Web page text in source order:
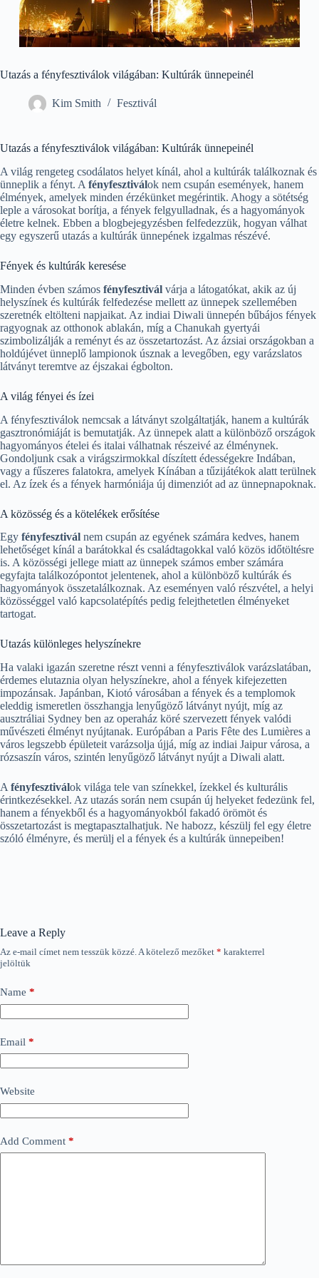
Utazás a fényfesztiválok világában: Kultúrák ünnepeinél
Kim Smith Fesztivál
Utazás a fényfesztiválok világában: Kultúrák ünnepeinél
A világ rengeteg csodálatos helyet kínál, ahol a kultúrák találkoznak és
ünneplik a fényt. A fényfesztiválok nem csupán események, hanem
élmények, amelyek minden érzékünket megérintik. Ahogy a sötétség
leple a városokat borítja, a fények felgyulladnak, és a hagyományok
életre kelnek. Ebben a blogbejegyzésben felfedezzük, hogyan válhat
egy egyszerű utazás a kultúrák ünnepének izgalmas részévé.
Fények és kultúrák keresése
Minden évben számos fényfesztivál várja a látogatókat, akik az új
helyszínek és kultúrák felfedezése mellett az ünnepek szellemében
szeretnék eltölteni napjaikat. Az indiai Diwali ünnepén bűbájos fények
ragyognak az otthonok ablakán, míg a Chanukah gyertyái
szimbolizálják a reményt és az összetartozást. Az ázsiai országokban a
holdújévet ünneplő lampionok úsznak a levegőben, egy varázslatos
látványt teremtve az éjszakai égbolton.
A világ fényei és ízei
A fényfesztiválok nemcsak a látványt szolgáltatják, hanem a kultúrák
gasztronómiáját is bemutatják. Az ünnepek alatt a különböző országok
hagyományos ételei és italai válhatnak részeivé az élménynek.
Gondoljunk csak a virágszirmokkal díszített édességekre Indában,
vagy a fűszeres falatokra, amelyek Kínában a tűzijátékok alatt terülnek
el. Az ízek és a fények harmóniája új dimenziót ad az ünnepnapoknak.
A közösség és a kötelékek erősítése
Egy fényfesztivál nem csupán az egyének számára kedves, hanem
lehetőséget kínál a barátokkal és családtagokkal való közös időtöltésre
is. A közösségi jellege miatt az ünnepek számos ember számára
egyfajta találkozópontot jelentenek, ahol a különböző kultúrák és
hagyományok összetalálkoznak. Az eseményen való részvétel, a helyi
közösséggel való kapcsolatépítés pedig felejthetetlen élményeket
tartogat.
Utazás különleges helyszínekre
Ha valaki igazán szeretne részt venni a fényfesztiválok varázslatában,
érdemes elutaznia olyan helyszínekre, ahol a fények kifejezetten
impozánsak. Japánban, Kiotó városában a fények és a templomok
eleddig ismeretlen összhangja lenyűgöző látványt nyújt, míg az
ausztráliai Sydney ben az operaház köré szervezett fények valódi
művészeti élményt nyújtanak. Európában a Paris Fête des Lumières a
város legszebb épületeit varázsolja újjá, míg az indiai Jaipur városa, a
rózsaszín város, szintén lenyűgöző látványt nyújt a Diwali alatt.
A fényfesztiválok világa tele van színekkel, ízekkel és kulturális
érintkezésekkel. Az utazás során nem csupán új helyeket fedezünk fel,
hanem a fényekből és a hagyományokból fakadó örömöt és
összetartozást is megtapasztalhatjuk. Ne habozz, készülj fel egy életre
szóló élményre, és merülj el a fények és a kultúrák ünnepeiben!
Leave a Reply
Az e-mail címet nem tesszük közzé.A kötelező mezőket * karakterrel
jelöltük
Name *
Email *
Website
Add Comment *